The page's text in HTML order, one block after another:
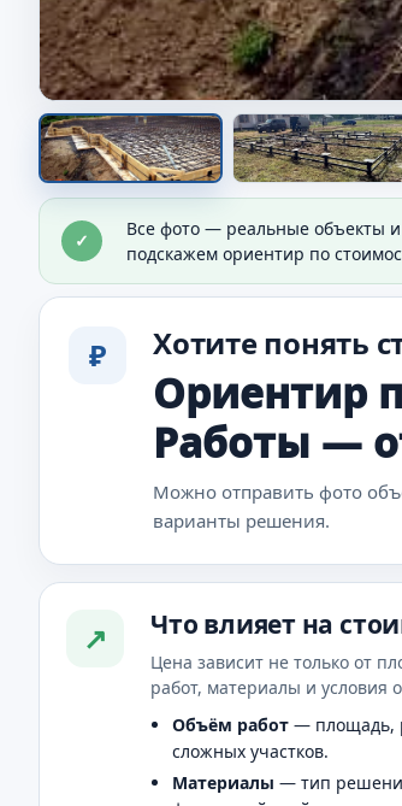
Опалубка перед
Показана форма будущего
✓
Все фото — реальные объекты
подскажем ориентир по
₽ Хотите понять
Ориентир
Работы —
Можно отправить фото
варианты решения.
↗ Что влияет на
Цена зависит не только от
работ, материалы и условия
Объём работ — площадь,
сложных участков.
Материалы — тип